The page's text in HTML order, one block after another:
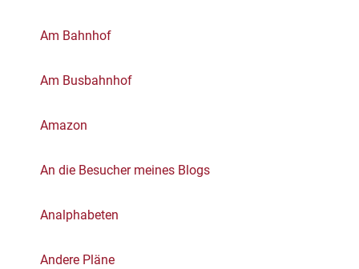
Am Bahnhof
Am Busbahnhof
Amazon
An die Besucher meines Blogs
Analphabeten
Andere Pläne